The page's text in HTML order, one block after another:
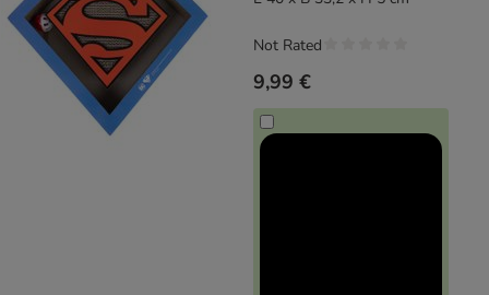
9,99 €
Not Rated